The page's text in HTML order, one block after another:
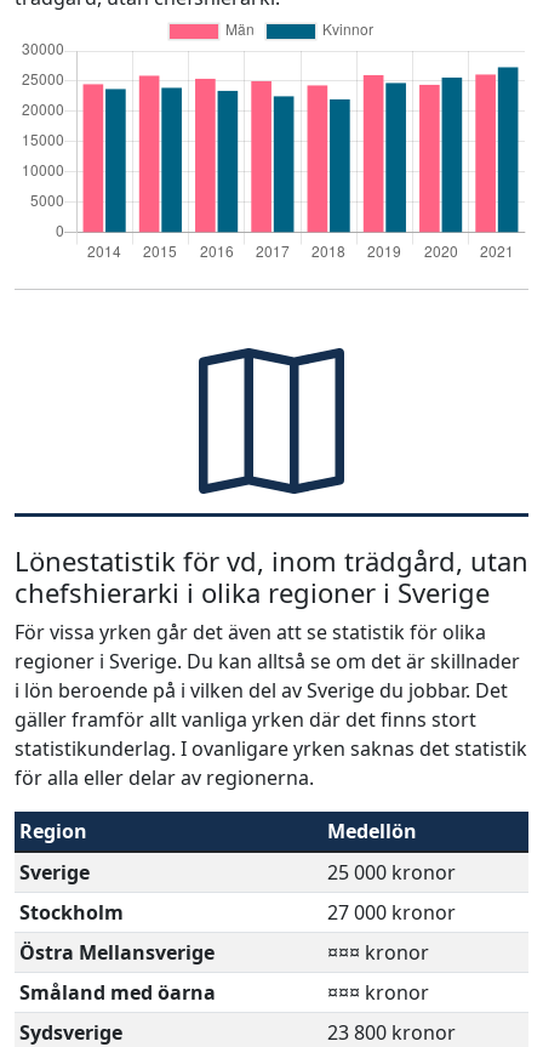
Lönestatistik för vd, inom trädgård, utan
chefshierarki i olika regioner i Sverige
För vissa yrken går det även att se statistik för olika
regioner i Sverige. Du kan alltså se om det är skillnader
i lön beroende på i vilken del av Sverige du jobbar. Det
gäller framför allt vanliga yrken där det finns stort
statistikunderlag. I ovanligare yrken saknas det statistik
för alla eller delar av regionerna.
Region
Medellön
Sverige
25 000 kronor
Stockholm
27 000 kronor
Östra Mellansverige
¤¤¤ kronor
Småland med öarna
¤¤¤ kronor
Sydsverige
23 800 kronor